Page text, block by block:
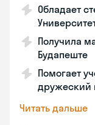
Обладает
Получила
Будапеште
Помогает
дружеский
Читать дальше